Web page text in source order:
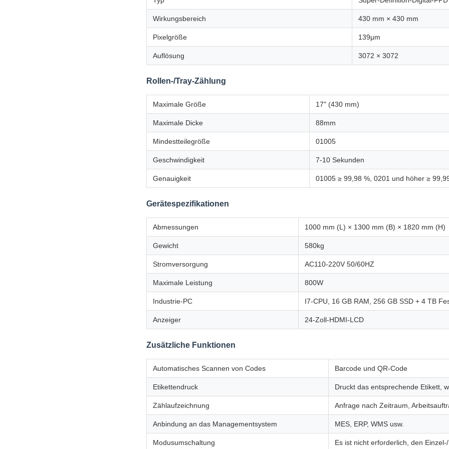
Wirkungsbereich 430 mm × 430 mm
Pixelgröße 139μm
Auflösung 3072 × 3072
Rollen-/Tray-Zählung
Maximale Größe 17" (430 mm)
Maximale Dicke 88mm
Mindestteilegröße 01005
Geschwindigkeit 7-10 Sekunden
Genauigkeit 01005 ≥ 99,98 %, 0201 und höher ≥
Gerätespezifikationen
Abmessungen 1000 mm (L) × 1300 mm (B) × 1820 mm (H)
Gewicht 580kg
Stromversorgung AC110-220V 50/60HZ
Maximale Leistung 800W
Industrie-PC I7-CPU, 16 GB RAM, 256 GB SSD + 4 TB
Anzeiger 24-Zoll-HDMI-LCD
Zusätzliche Funktionen
Automatisches Scannen von Codes Barcode und QR-Code
Etikettendruck Druckt das entsprechende Etikett,
Zählaufzeichnung Anfrage nach Zeitraum,
Anbindung an das Managementsystem MES, ERP, WMS usw.
Modusumschaltung Es ist nicht erforderlich, den